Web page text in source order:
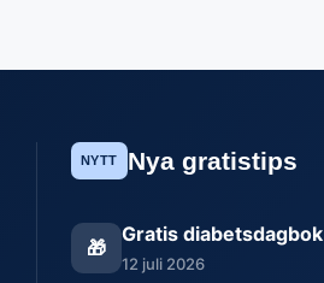
NYTT Nya gratistips
🎁
Gratis diabetsdagbok
12 juli 2026